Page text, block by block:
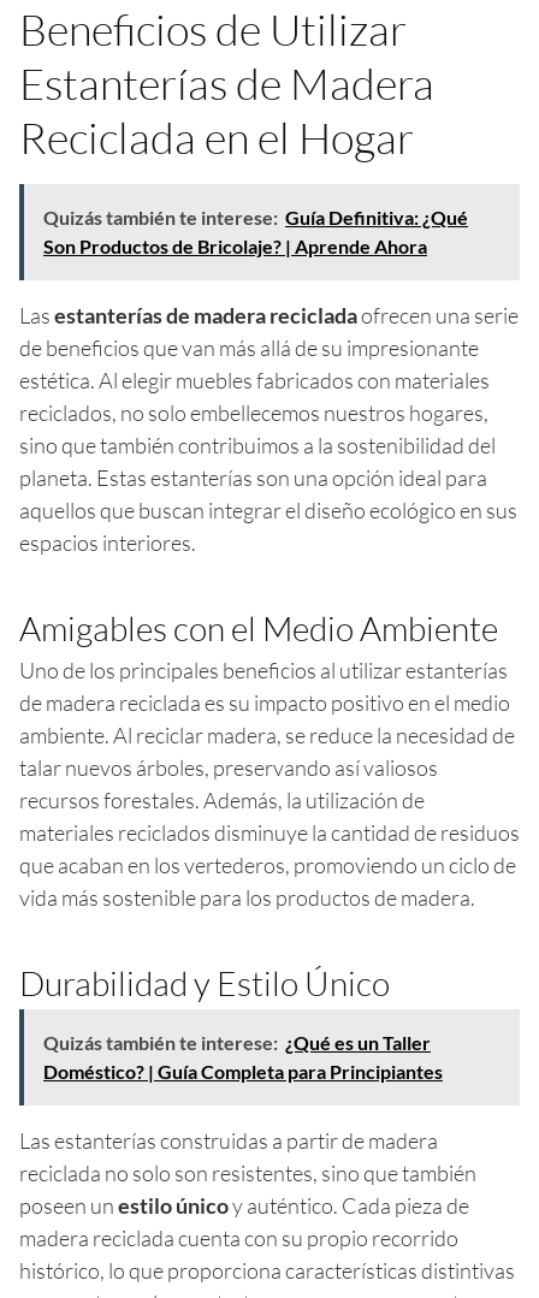
Beneficios de Utilizar
Estanterías de Madera
Reciclada en el Hogar
Quizás también te interese: Guía Definitiva: ¿Qué
Son Productos de Bricolaje? | Aprende Ahora
Lasestanterías de madera recicladaofrecen una serie
de beneficios que van más allá de su impresionante
estética. Al elegir muebles fabricados con materiales
reciclados, no solo embellecemos nuestros hogares,
sino que también contribuimos a la sostenibilidad del
planeta. Estas estanterías son una opción ideal para
aquellos que buscan integrar el diseño ecológico en sus
espacios interiores.
Amigables con el Medio Ambiente
Uno de los principales beneficios al utilizar estanterías
de madera reciclada es su impacto positivo en el medio
ambiente. Al reciclar madera, se reduce la necesidad de
talar nuevos árboles, preservando así valiosos
recursos forestales. Además, la utilización de
materiales reciclados disminuye la cantidad de residuos
que acaban en los vertederos, promoviendo un ciclo de
vida más sostenible para los productos de madera.
Durabilidad y Estilo Único
Quizás también te interese: ¿Qué es un Taller
Doméstico? | Guía Completa para Principiantes
Las estanterías construidas a partir de madera
reciclada no solo son resistentes, sino que también
poseen unestilo únicoy auténtico. Cada pieza de
madera reciclada cuenta con su propio recorrido
histórico, lo que proporciona características distintivas